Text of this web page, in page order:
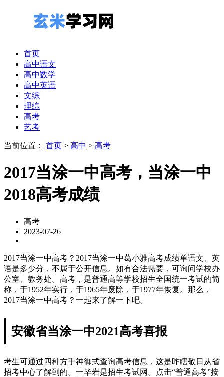
首页
高中语文
高中数学
高中英语
文综
理综
高考
艺考
当前位置： 首页 > 高中 > 高考
2017当涂一中高考，当涂一中
2018高考成绩
高考
2023-07-26
2017当涂一中高考？2017当涂一中葛小雅高考成绩单语文、英
语是多少分，不属于公开信息。如有合法需要，可询问学校办
公室、教务处。高考，是普通高等学校招生全国统一考试的简
称，于1952年实行，于1965年废除，于1977年恢复。那么，
2017当涂一中高考？一起来了解一下吧。
安徽省当涂一中2021高考喜报
考生可通过四种方手神御式查询高考信息，这是昨瞎敬日从省
招考中心了解到的。一毕岩是招生考试网。点击“普通高考”按